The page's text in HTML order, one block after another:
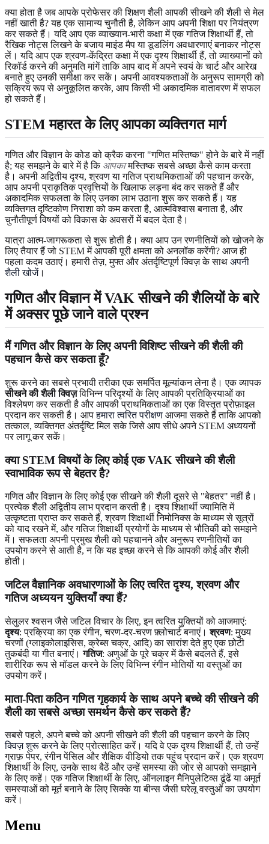
क्या होता है जब आपके प्रोफेसर की शिक्षण शैली आपकी सीखने की शैली से मेल
नहीं खाती है? यह एक सामान्य चुनौती है, लेकिन आप अपनी शिक्षा पर नियंत्रण
कर सकते हैं। यदि आप एक व्याख्यान-भारी कक्षा में एक गतिज शिक्षार्थी हैं, तो
रैखिक नोट्स लिखने के बजाय माइंड मैप या डूडलिंग अवधारणाएं बनाकर नोट्स
लें। यदि आप एक श्रवण-केंद्रित कक्षा में एक दृश्य शिक्षार्थी हैं, तो व्याख्यानों को
रिकॉर्ड करने की अनुमति मांगें ताकि आप बाद में अपने स्वयं के चार्ट और आरेख
बनाते हुए उनकी समीक्षा कर सकें। अपनी आवश्यकताओं के अनुरूप सामग्री को
सक्रिय रूप से अनुकूलित करके, आप किसी भी अकादमिक वातावरण में सफल
हो सकते हैं।
STEM महारत के लिए आपका व्यक्तिगत मार्ग
गणित और विज्ञान के कोड को क्रैक करना "गणित मस्तिष्क" होने के बारे में नहीं
है; यह समझने के बारे में है कि आपकामस्तिष्क सबसे अच्छा कैसे काम करता
है। अपनी अद्वितीय दृश्य, श्रवण या गतिज प्राथमिकताओं की पहचान करके,
आप अपनी प्राकृतिक प्रवृत्तियों के खिलाफ लड़ना बंद कर सकते हैं और
अकादमिक सफलता के लिए उनका लाभ उठाना शुरू कर सकते हैं। यह
व्यक्तिगत दृष्टिकोण निराशा को कम करता है, आत्मविश्वास बनाता है, और
चुनौतीपूर्ण विषयों को विकास के अवसरों में बदल देता है।
यात्रा आत्म-जागरूकता से शुरू होती है। क्या आप उन रणनीतियों को खोजने के
लिए तैयार हैं जो STEM में आपकी पूरी क्षमता को अनलॉक करेंगी? आज ही
पहला कदम उठाएं। हमारी तेज़, मुफ्त और अंतर्दृष्टिपूर्ण क्विज़ के साथ अपनी
शैली खोजें।
गणित और विज्ञान में VAK सीखने की शैलियों के बारे
में अक्सर पूछे जाने वाले प्रश्न
मैं गणित और विज्ञान के लिए अपनी विशिष्ट सीखने की शैली की
पहचान कैसे कर सकता हूँ?
शुरू करने का सबसे प्रभावी तरीका एक समर्पित मूल्यांकन लेना है। एक व्यापक
सीखने की शैली क्विज़विभिन्न परिदृश्यों के लिए आपकी प्रतिक्रियाओं का
विश्लेषण कर सकती है और आपकी प्राथमिकताओं का एक विस्तृत प्रोफ़ाइल
प्रदान कर सकती है। आपहमारा त्वरित परीक्षण आजमा सकते हैं ताकि आपको
तत्काल, व्यक्तिगत अंतर्दृष्टि मिल सके जिसे आप सीधे अपने STEM अध्ययनों
पर लागू कर सकें।
क्या STEM विषयों के लिए कोई एक VAK सीखने की शैली
स्वाभाविक रूप से बेहतर है?
गणित और विज्ञान के लिए कोई एक सीखने की शैली दूसरे से "बेहतर" नहीं है।
प्रत्येक शैली अद्वितीय लाभ प्रदान करती है। दृश्य शिक्षार्थी ज्यामिति में
उत्कृष्टता प्राप्त कर सकते हैं, श्रवण शिक्षार्थी निमोनिक्स के माध्यम से सूत्रों
को याद रखने में, और गतिज शिक्षार्थी प्रयोगों के माध्यम से भौतिकी को समझने
में। सफलता अपनी प्रमुख शैली को पहचानने और अनुरूप रणनीतियों का
उपयोग करने से आती है, न कि यह इच्छा करने से कि आपकी कोई और शैली
होती।
जटिल वैज्ञानिक अवधारणाओं के लिए त्वरित दृश्य, श्रवण और
गतिज अध्ययन युक्तियाँ क्या हैं?
सेलुलर श्वसन जैसे जटिल विचार के लिए, इन त्वरित युक्तियों को आजमाएं:
दृश्य: प्रक्रिया का एक रंगीन, चरण-दर-चरण फ़्लोचार्ट बनाएं।श्रवण: मुख्य
चरणों (ग्लाइकोलाइसिस, क्रेब्स चक्र, आदि) का सारांश देते हुए एक छोटी
तुकबंदी या गीत बनाएं।गतिज: अणुओं के पूरे चक्र में कैसे बदलते हैं, इसे
शारीरिक रूप से मॉडल करने के लिए विभिन्न रंगीन मोतियों या वस्तुओं का
उपयोग करें।
माता-पिता कठिन गणित गृहकार्य के साथ अपने बच्चे की सीखने की
शैली का सबसे अच्छा समर्थन कैसे कर सकते हैं?
सबसे पहले, अपने बच्चे को अपनी सीखने की शैली की पहचान करने के लिए
क्विज़ शुरू करनेके लिए प्रोत्साहित करें। यदि वे एक दृश्य शिक्षार्थी हैं, तो उन्हें
ग्राफ़ पेपर, रंगीन पेंसिल और शैक्षिक वीडियो तक पहुंच प्रदान करें। एक श्रवण
शिक्षार्थी के लिए, उनके साथ बैठें और उन्हें समस्या को जोर से आपको समझाने
के लिए कहें। एक गतिज शिक्षार्थी के लिए, ऑनलाइन मैनिपुलेटिव्स ढूंढें या अमूर्त
समस्याओं को मूर्त बनाने के लिए सिक्के या बीन्स जैसी घरेलू वस्तुओं का उपयोग
करें।
Menu